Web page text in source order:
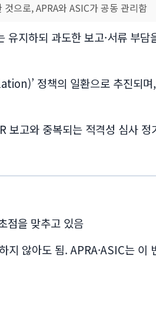
으로, APRA와 ASIC가 공동 관리함
지하되 과도한 보고·서류 부
정책의 일환으로 추진되
고와 중복되는 적격성 심사
점을 맞추고 있음
않아도 됨. APRA·ASIC는 이